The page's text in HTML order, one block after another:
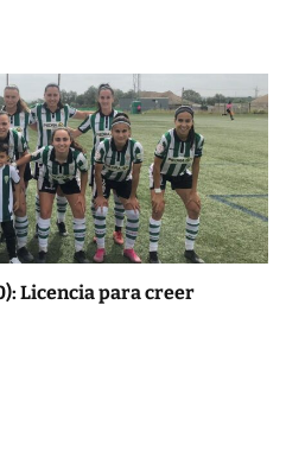
Licencia para creer